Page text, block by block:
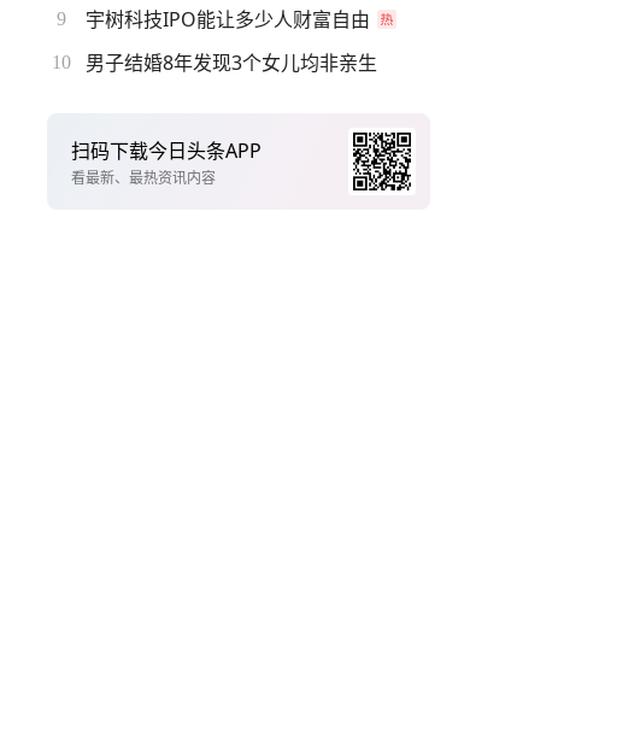
9 宇树科技IPO能让多少人财富自由
10 男子结婚8年发现3个女儿均非亲生
扫码下载今日头条APP
看最新、最热资讯内容